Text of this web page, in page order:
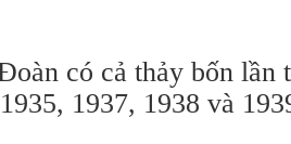
có cả thảy bốn lần
1937, 1938 và